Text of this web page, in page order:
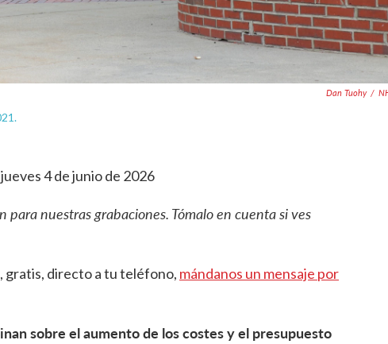
Dan Tuohy /
4 de junio de 2026
para nuestras grabaciones. Tómalo en cuenta si ves
gratis, directo a tu teléfono, mándanos un mensaje por
sobre el aumento de los costes y el presupuesto